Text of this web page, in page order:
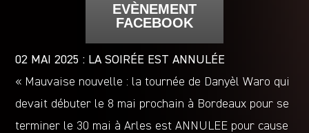
EVÈNEMENT
FACEBOOK
02 MAI 2025 : LA SOIRÉE EST ANNULÉE
« Mauvaise nouvelle : la tournée de Danyèl Waro qui
devait débuter le 8 mai prochain à Bordeaux pour se
terminer le 30 mai à Arles est ANNULEE pour cause